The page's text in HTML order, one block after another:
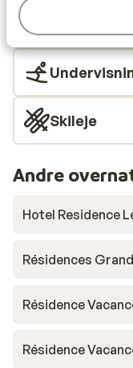
Skileje
Andre
Hotel Residence
Résidences
Résidence
Résidence